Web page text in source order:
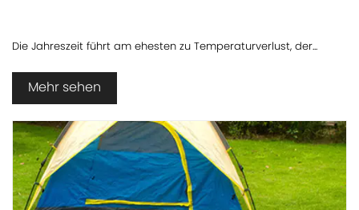
Die Jahreszeit führt am ehesten zu Temperaturverlust, der...
Mehr sehen